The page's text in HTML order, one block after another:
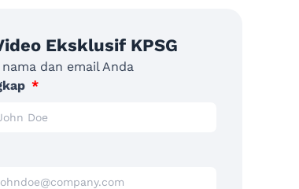
Eksklusif KPSG
dan email Anda